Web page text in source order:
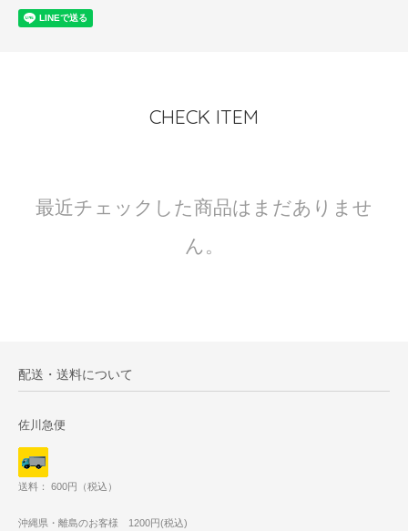
CHECK ITEM
最近チェックした商品はまだありませ
ん。
配送・送料について
佐川急便
送料： 600円（税込）
沖縄県・離島のお客様 1200円(税込)